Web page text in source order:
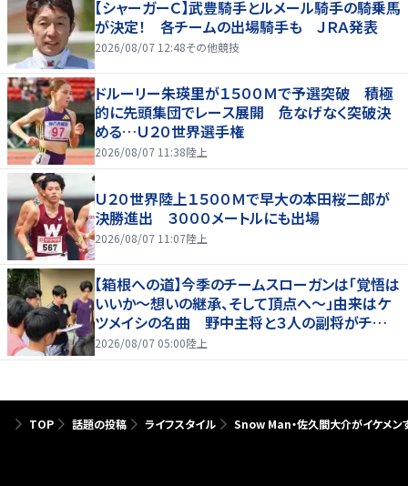
【シャーガーＣ】武豊騎手とルメール騎手の騎乗馬
が決定！ 各チームの出場騎手も ＪＲＡ発表
2026/08/07 12:48その他競技
ドルーリー朱瑛里が１５００Ｍで予選突破 積極
的に先頭集団でレース展開 危なげなく突破決
める…Ｕ２０世界選手権
2026/08/07 11:38陸上
Ｕ２０世界陸上１５００Ｍで早大の本田桜二郎が
決勝進出 ３０００メートルにも出場
2026/08/07 11:07陸上
【箱根への道】今季のチームスローガンは「覚悟は
いいか～想いの継承、そして頂点へ～」由来はケ
ツメイシの名曲 野中主将と３人の副将がチーム
を引っ張る…夏合宿特集第１弾、国学院大
2026/08/07 05:00陸上
TOP 話題の投稿 ライフスタイル Snow Man・佐久間大介がイケメン